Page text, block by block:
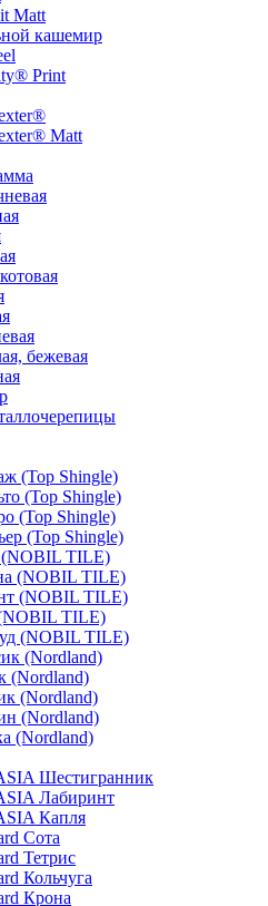
Matt
кашемир
Print
Matt
бежевая
(Top Shingle)
(Top Shingle)
(Top Shingle)
(Top Shingle)
TILE)
(NOBIL TILE)
(NOBIL TILE)
TILE)
(NOBIL TILE)
(Nordland)
(Nordland)
(Nordland)
(Nordland)
(Nordland)
Шестигранник
Лабиринт
Капля
Сота
Тетрис
Кольчуга
Крона